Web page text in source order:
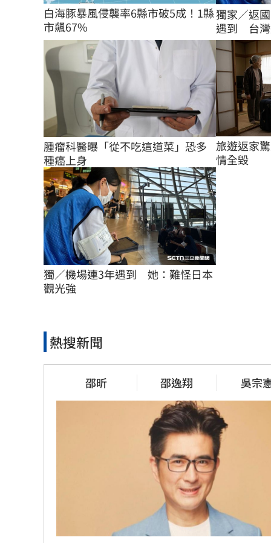
白海豚暴風侵襲率6縣市破5成！1縣
市飆67%
獨家／返
遇到 台灣
腫瘤科醫曝「從不吃這道菜」恐多
種癌上身
旅遊返家
情全毀
獨／機場連3年遇到　她：難怪日本
觀光強
熱搜新聞
邵昕 邵逸翔 吳宗